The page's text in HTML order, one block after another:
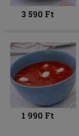
3 590 Ft
1 990 Ft